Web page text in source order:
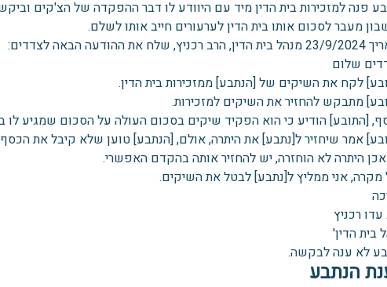
פנה למזכירות בית הדין מיד עם היוודע לו דבר ההפקדה של הצ'קים
מעבר לסכום אותו בית הדין לערעורים חייב אותו לשלם.
שלח את ההודעה הבאה לצדדים:
שלום
לקח את השיקים של [הנתבע] ממזכירות בית הדין.
מתבקש להחזיר את השיקים למזכירות.
[התובע] הודיע כי הוא הפקיד שיקים בסכום העולה על הסכום שמגיע לו
אמר שיחזיר ל[נתבע] את היתרה, אולם, [הנתבע] טוען שלא קיבל את
היתרה לא הוחזרה, יש להחזיר אותה בהקדם האפשרי.
מקרה, אני ממליץ ל[נתבע] לבטל את השיקים.
רכניץ
בית הדין'
לא ענה לבקשה.
הנתבע